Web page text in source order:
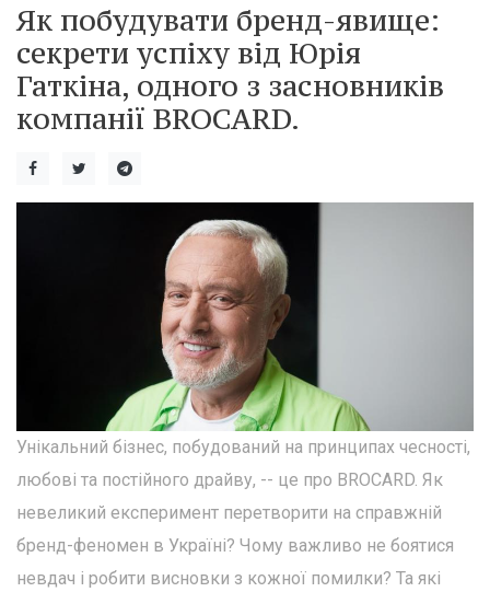
Як побудувати бренд-явище:
секрети успіху від Юрія
Гаткіна, одного з засновників
компанії BROCARD.
Унікальний бізнес, побудований на принципах чесності,
любові та постійного драйву, -- це про BROCARD. Як
невеликий експеримент перетворити на справжній
бренд-феномен в Україні? Чому важливо не боятися
невдач і робити висновки з кожної помилки? Та які